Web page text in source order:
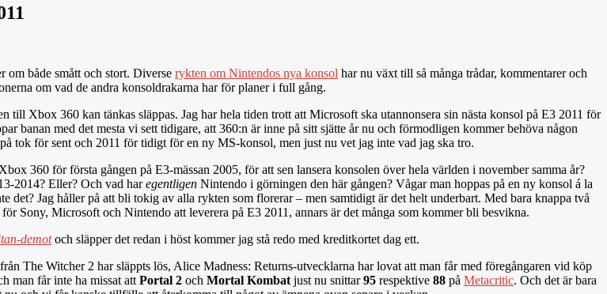
om både smått och stort. Diverse rykten om Nintendos nya konsol har nu växt till så många trådar, kommentarer och
om vad de andra konsoldrakarna har för planer i full gång.
till Xbox 360 kan tänkas släppas. Jag har hela tiden trott att Microsoft ska utannonsera sin nästa konsol på E3 2011 för
banan med det mesta vi sett tidigare, att 360:n är inne på sitt sjätte år nu och förmodligen kommer behöva någon
tok för sent och 2011 för tidigt för en ny MS-konsol, men just nu vet jag inte vad jag ska tro.
360 för första gången på E3-mässan 2005, för att sen lansera konsolen över hela världen i november samma år?
2014? Eller? Och vad haregentligen Nintendo i görningen den här gången? Vågar man hoppas på en ny konsol á la
Jag håller på att bli tokig av alla rykten som florerar – men samtidigt är det helt underbart. Med bara knappa två
Sony, Microsoft och Nintendo att leverera på E3 2011, annars är det många som kommer bli besvikna.
demotoch släpper det redan i höst kommer jag stå redo med kreditkortet dag ett.
The Witcher 2 har släppts lös, Alice Madness: Returns-utvecklarna har lovat att man får med föregångaren vid köp
man får inte ha missat att Portal 2 och Mortal Kombat just nu snittar95 respektive 88 på Metacritic. Och det är bara